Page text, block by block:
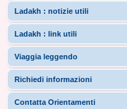
Ladakh : notizie utili
Ladakh : link utili
Viaggia leggendo
Richiedi informazioni
Contatta Orientamenti